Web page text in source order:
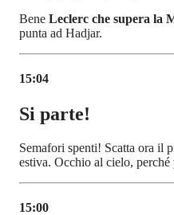
Bene Leclerc che supera la
punta ad Hadjar.
15:04
Si parte!
Semafori spenti! Scatta ora il
estiva. Occhio al cielo, perché
15:00